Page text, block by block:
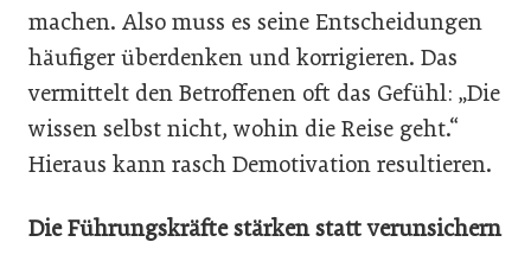
machen. Also muss es seine Entscheidungen
häufiger überdenken und korrigieren. Das
vermittelt den Betroffenen oft das Gefühl: „Die
wissen selbst nicht, wohin die Reise geht.“
Hieraus kann rasch Demotivation resultieren.
Die Führungskräfte stärken statt verunsichern